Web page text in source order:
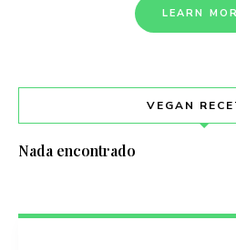
LEARN
VEGAN
Nada encontrado